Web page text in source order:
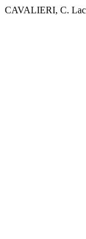
CAVALIERI, C.